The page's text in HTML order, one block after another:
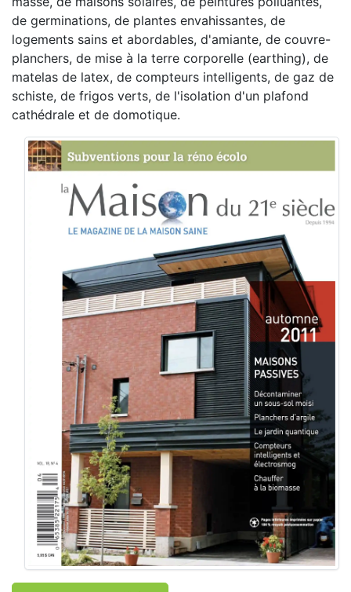
de germinations, de plantes envahissantes, de
logements sains et abordables, d'amiante, de couvre-
planchers, de mise à la terre corporelle (earthing), de
matelas de latex, de compteurs intelligents, de gaz de
schiste, de frigos verts, de l'isolation d'un plafond
cathédrale et de domotique.